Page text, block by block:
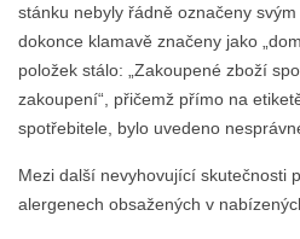
stánku nebyly řádně označeny
dokonce klamavě značeny jako
položek stálo: „Zakoupené zboží
zakoupení“, přičemž přímo na
spotřebitele, bylo uvedeno
Mezi další nevyhovující skutečnosti
alergenech obsažených v